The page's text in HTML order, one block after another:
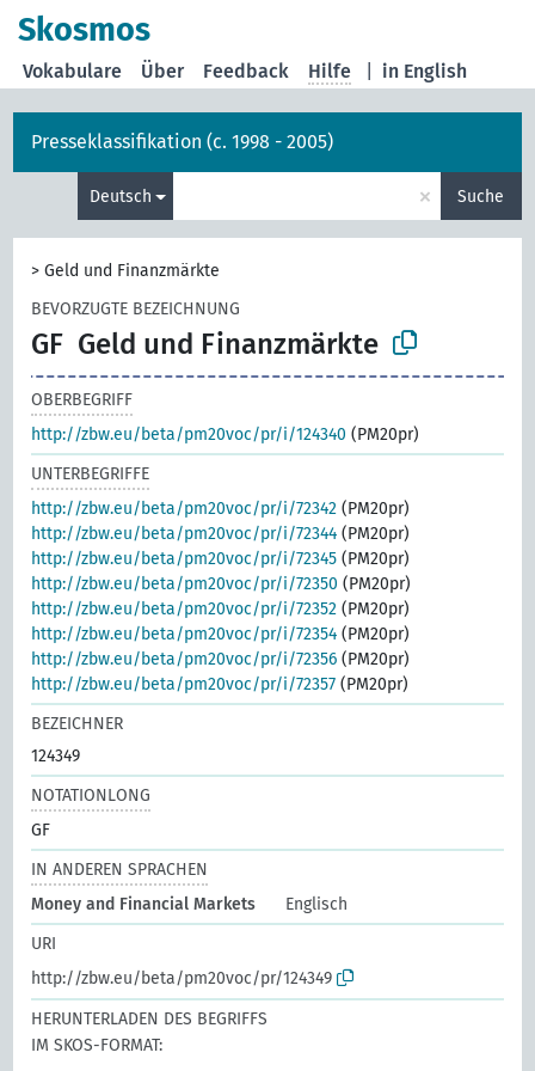
Skosmos
in English
Vokabulare Über Feedback Hilfe
Presseklassifikation (c. 1998 - 2005)
Deutsch × Suche
>Geld und Finanzmärkte
BEVORZUGTE BEZEICHNUNG
GF Geld und Finanzmärkte
OBERBEGRIFF
http://zbw.eu/beta/pm20voc/pr/i/124340 (PM20pr)
UNTERBEGRIFFE
http://zbw.eu/beta/pm20voc/pr/i/72342 (PM20pr)
http://zbw.eu/beta/pm20voc/pr/i/72344 (PM20pr)
http://zbw.eu/beta/pm20voc/pr/i/72345 (PM20pr)
http://zbw.eu/beta/pm20voc/pr/i/72350 (PM20pr)
http://zbw.eu/beta/pm20voc/pr/i/72352 (PM20pr)
http://zbw.eu/beta/pm20voc/pr/i/72354 (PM20pr)
http://zbw.eu/beta/pm20voc/pr/i/72356 (PM20pr)
http://zbw.eu/beta/pm20voc/pr/i/72357 (PM20pr)
BEZEICHNER
124349
NOTATIONLONG
GF
IN ANDEREN SPRACHEN
Money and Financial Markets
Englisch
URI
http://zbw.eu/beta/pm20voc/pr/124349
HERUNTERLADEN DES BEGRIFFS
IM SKOS-FORMAT: